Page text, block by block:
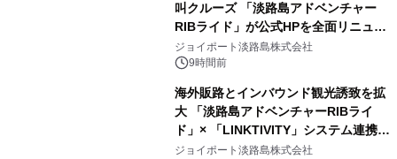
叫クルーズ 「淡路島アドベンチャー
RIBライド」が公式HPを全面リニュー
アル！ ～スマホで即予約完了の「スマ
ート設計」へ刷新～
ジョイポート淡路島株式会社
9時間前
海外販路とインバウンド観光誘致を拡
大 「淡路島アドベンチャーRIBライ
ド」× 「LINKTIVITY」システム連携を
開始！
ジョイポート淡路島株式会社